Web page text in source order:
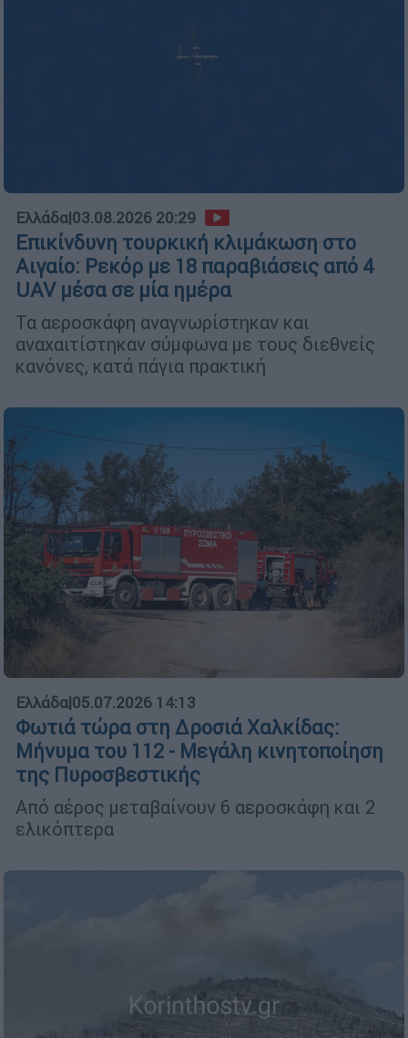
Ελλάδα|03.08.2026 20:29
Επικίνδυνη τουρκική κλιμάκωση στο
Αιγαίο: Ρεκόρ με 18 παραβιάσεις από 4
UAV μέσα σε μία ημέρα
Τα αεροσκάφη αναγνωρίστηκαν και
αναχαιτίστηκαν σύμφωνα με τους διεθνείς
κανόνες, κατά πάγια πρακτική
Ελλάδα|05.07.2026 14:13
Φωτιά τώρα στη Δροσιά Χαλκίδας:
Μήνυμα του 112 - Μεγάλη κινητοποίηση
της Πυροσβεστικής
Από αέρος μεταβαίνουν 6 αεροσκάφη και 2
ελικόπτερα